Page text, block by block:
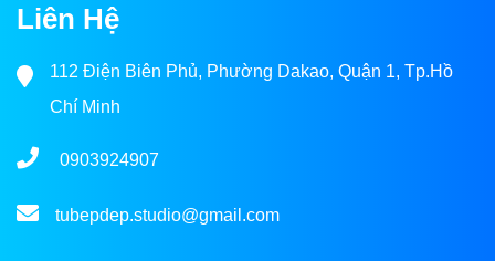
Liên Hệ
112 Điện Biên Phủ, Phường Dakao, Quận 1, Tp.Hồ
Chí Minh
0903924907
tubepdep.studio@gmail.com